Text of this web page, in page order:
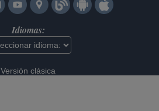
Idiomas:
Versión clásica